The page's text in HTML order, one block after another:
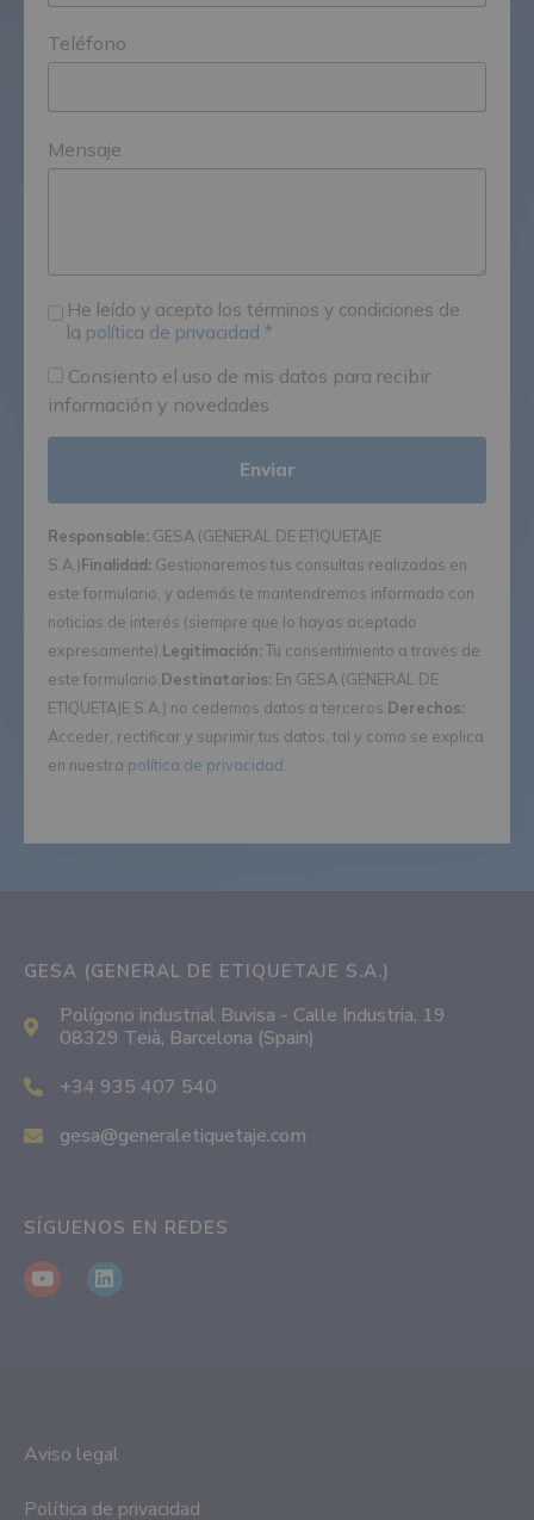
Teléfono
Mensaje
He leído y acepto los términos y condiciones de
la política de privacidad *
Consiento el uso de mis datos para recibir
información y novedades
Responsable: GESA (GENERAL DE ETIQUETAJE
S.A.)Finalidad: Gestionaremos tus consultas realizadas en
este formulario, y además te mantendremos informado con
noticias de interés (siempre que lo hayas aceptado
expresamente).Legitimación:Tu consentimiento a través de
este formulario.Destinatarios: En GESA (GENERAL DE
ETIQUETAJE S.A.) no cedemos datos a terceros.Derechos:
Acceder, rectificar y suprimir tus datos, tal y como se explica
en nuestra política de privacidad.
GESA (GENERAL DE ETIQUETAJE S.A.)
Polígono industrial Buvisa - Calle Industria, 19
08329 Teià, Barcelona (Spain)
+34 935 407 540
gesa@generaletiquetaje.com
SÍGUENOS EN REDES
Aviso legal
Política de privacidad